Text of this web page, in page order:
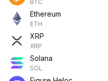
BTC
Ethereum
ETH
XRP
XRP
Solana
SOL